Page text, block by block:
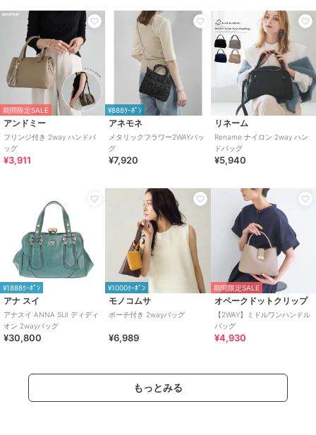
期間限定SALE
アンドミー
フリンジ付き 2way ハンドバ
ッグ
¥3,911
¥888ｸｰﾎﾟﾝ
アネモネ
メタリックフラワー2WAYバッ
グ
¥7,920
リネーム
Rename ナイロン 2way ハン
ドバッグ
¥5,940
¥1888ｸｰﾎﾟﾝ
アナ スイ
アナスイ ANNA SUI ディディ
オン 2wayバッグ
¥30,800
¥1000ｸｰﾎﾟﾝ
モノコムサ
ポーチ付き 2wayバッグ
¥6,989
期間限定SALE
オペークドットクリップ
【2WAY】ミドルワンハンドル
バッグ
¥4,930
もっとみる